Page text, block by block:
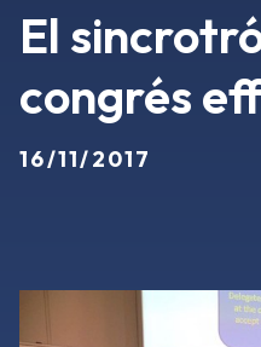
El
congrés
16/11/2017